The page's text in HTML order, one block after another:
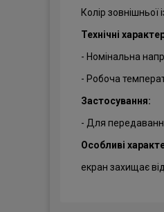
Колір зовнішньої
Технічні
- Номінальна
- Робоча
Застосування:
- Для
Особливі
екран захищає